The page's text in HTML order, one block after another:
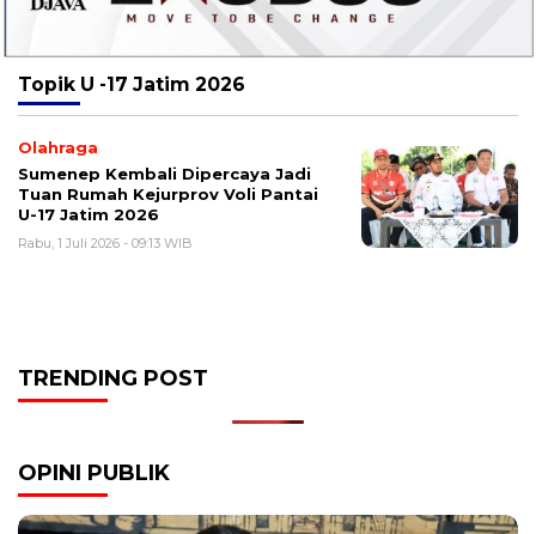
Topik U -17 Jatim 2026
Olahraga
Sumenep Kembali Dipercaya Jadi
Tuan Rumah Kejurprov Voli Pantai
U-17 Jatim 2026
Rabu, 1 Juli 2026 - 09:13 WIB
TRENDING POST
OPINI PUBLIK